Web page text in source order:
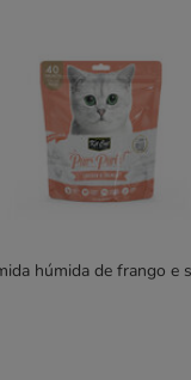
húmida de frango e